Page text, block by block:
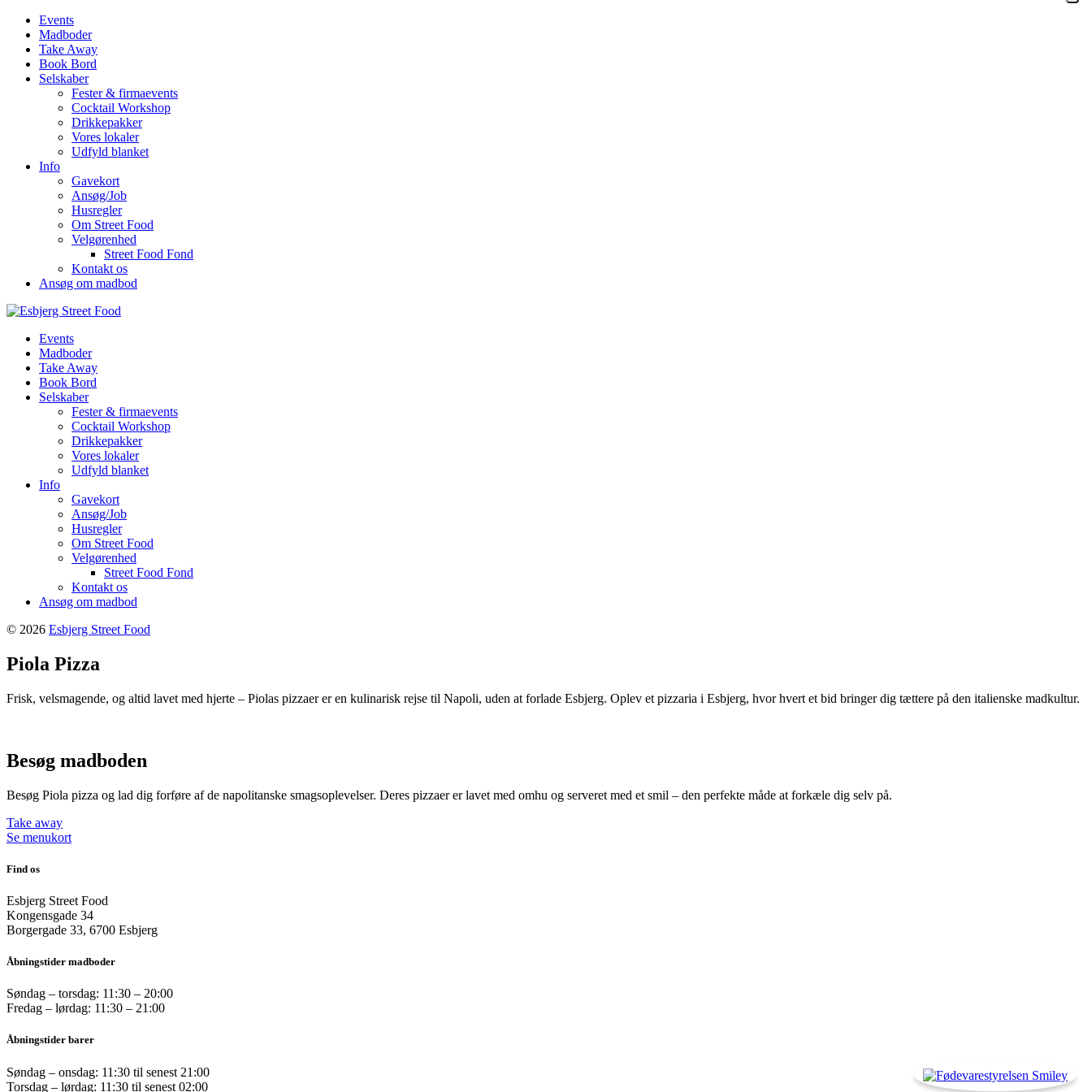
Events
Madboder
Take Away
Book Bord
Selskaber
Fester & firmaevents
Cocktail Workshop
Drikkepakker
Vores lokaler
Udfyld blanket
Info
Gavekort
Ansøg/Job
Husregler
Om Street Food
Velgørenhed
Street Food Fond
Kontakt os
Ansøg om madbod
Events
Madboder
Take Away
Book Bord
Selskaber
Fester & firmaevents
Cocktail Workshop
Drikkepakker
Vores lokaler
Udfyld blanket
Info
Gavekort
Ansøg/Job
Husregler
Om Street Food
Velgørenhed
Street Food Fond
Kontakt os
Ansøg om madbod
© 2026 Esbjerg Street Food
Piola Pizza
Frisk, velsmagende, og altid lavet med hjerte – Piolas pizzaer er en kulinarisk rejse til Napoli, uden at forlade Esbjerg. Oplev et pizzaria i Esbjerg, hvor hvert et bid bringer dig tættere på den italienske madkultur.
Besøg madboden
Besøg Piola pizza og lad dig forføre af de napolitanske smagsoplevelser. Deres pizzaer er lavet med omhu og serveret med et smil – den perfekte måde at forkæle dig selv på.
Take away
Se menukort
Find os
Esbjerg Street Food
Kongensgade 34
Borgergade 33, 6700 Esbjerg
Åbningstider madboder
Søndag – torsdag: 11:30 – 20:00
Fredag – lørdag: 11:30 – 21:00
Åbningstider barer
Søndag – onsdag: 11:30 til senest 21:00
Torsdag – lørdag: 11:30 til senest 02:00